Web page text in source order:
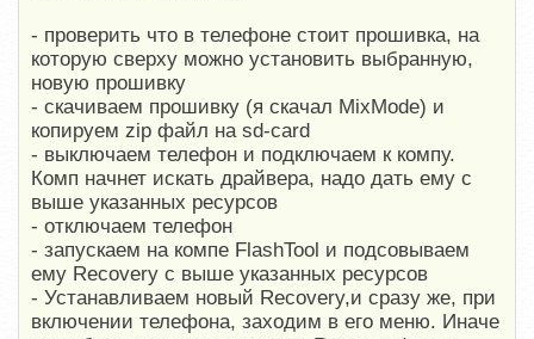
- проверить что в телефоне стоит прошивка, на
которую сверху можно установить выбранную,
новую прошивку
- скачиваем прошивку (я скачал MixMode) и
копируем zip файл на sd-card
- выключаем телефон и подключаем к компу.
Комп начнет искать драйвера, надо дать ему с
выше указанных ресурсов
- отключаем телефон
- запускаем на компе FlashTool и подсовываем
ему Recovery с выше указанных ресурсов
- Устанавливаем новый Recovery,и сразу же, при
включении телефона, заходим в его меню. Иначе